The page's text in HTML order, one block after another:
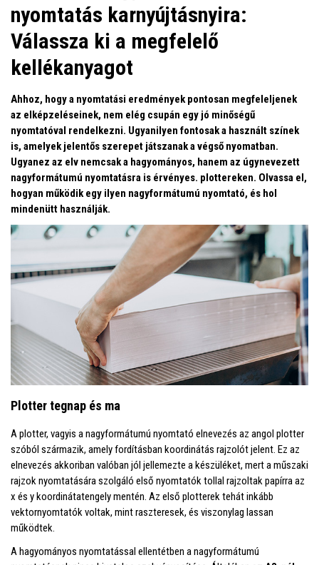
nyomtatás karnyújtásnyira:
Válassza ki a megfelelő
kellékanyagot
Ahhoz, hogy a nyomtatási eredmények pontosan megfeleljenek
az elképzeléseinek, nem elég csupán egy jó minőségű
nyomtatóval rendelkezni. Ugyanilyen fontosak a használt színek
is, amelyek jelentős szerepet játszanak a végső nyomatban.
Ugyanez az elv nemcsak a hagyományos, hanem az úgynevezett
nagyformátumú nyomtatásra is érvényes. plottereken. Olvassa el,
hogyan működik egy ilyen nagyformátumú nyomtató, és hol
mindenütt használják.
Plotter tegnap és ma
A plotter, vagyis a nagyformátumú nyomtató elnevezés az angol plotter
szóból származik, amely fordításban koordinátás rajzolót jelent. Ez az
elnevezés akkoriban valóban jól jellemezte a készüléket, mert a műszaki
rajzok nyomtatására szolgáló első nyomtatók tollal rajzoltak papírra az
x és y koordinátatengely mentén. Az első plotterek tehát inkább
vektornyomtatók voltak, mint raszteresek, és viszonylag lassan
működtek.
A hagyományos nyomtatással ellentétben a nagyformátumú